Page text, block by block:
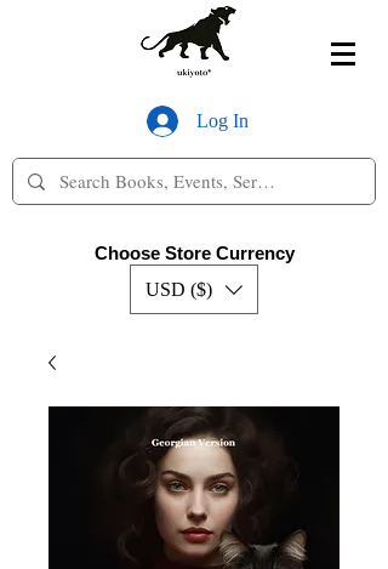
Log In
Choose Store Currency
USD ($)